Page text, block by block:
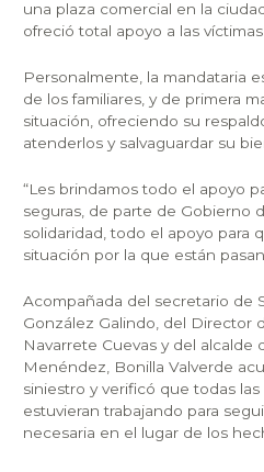
una plaza comercial en la
ofreció total apoyo a las víctimas
Personalmente, la mandataria
de los familiares, y de primera
situación, ofreciendo su
atenderlos y salvaguardar su
“Les brindamos todo el apoyo
seguras, de parte de Gobierno
solidaridad, todo el apoyo para
situación por la que están
Acompañada del secretario de
González Galindo, del Director
Navarrete Cuevas y del alcalde
Menéndez, Bonilla Valverde
siniestro y verificó que todas
estuvieran trabajando para
necesaria en el lugar de los